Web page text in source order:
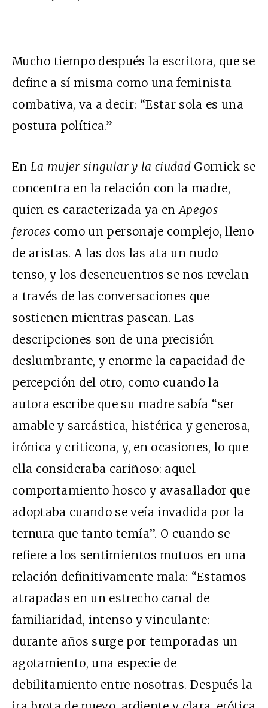
Mucho tiempo después la escritora, que se
define a sí misma como una feminista
combativa, va a decir: “Estar sola es una
postura política.”
EnLa mujer singular y la ciudad Gornick se
concentra en la relación con la madre,
quien es caracterizada ya enApegos
feroces como un personaje complejo, lleno
de aristas. A las dos las ata un nudo
tenso, y los desencuentros se nos revelan
a través de las conversaciones que
sostienen mientras pasean. Las
descripciones son de una precisión
deslumbrante, y enorme la capacidad de
percepción del otro, como cuando la
autora escribe que su madre sabía “ser
amable y sarcástica, histérica y generosa,
irónica y criticona, y, en ocasiones, lo que
ella consideraba cariñoso: aquel
comportamiento hosco y avasallador que
adoptaba cuando se veía invadida por la
ternura que tanto temía”. O cuando se
refiere a los sentimientos mutuos en una
relación definitivamente mala: “Estamos
atrapadas en un estrecho canal de
familiaridad, intenso y vinculante:
durante años surge por temporadas un
agotamiento, una especie de
debilitamiento entre nosotras. Después la